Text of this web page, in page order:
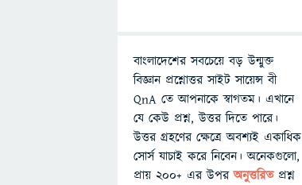
বাংলাদেশের সবচেয়ে বড় উন্মুক্ত
বিজ্ঞান প্রশ্নোত্তর সাইট সায়েন্স বী
QnA তে আপনাকে স্বাগতম। এখানে
যে কেউ প্রশ্ন, উত্তর দিতে পারে।
উত্তর গ্রহণের ক্ষেত্রে অবশ্যই একাধিক
সোর্স যাচাই করে নিবেন। অনেকগুলো,
প্রায় ২০০+ এর উপরঅনুত্তরিতপ্রশ্ন